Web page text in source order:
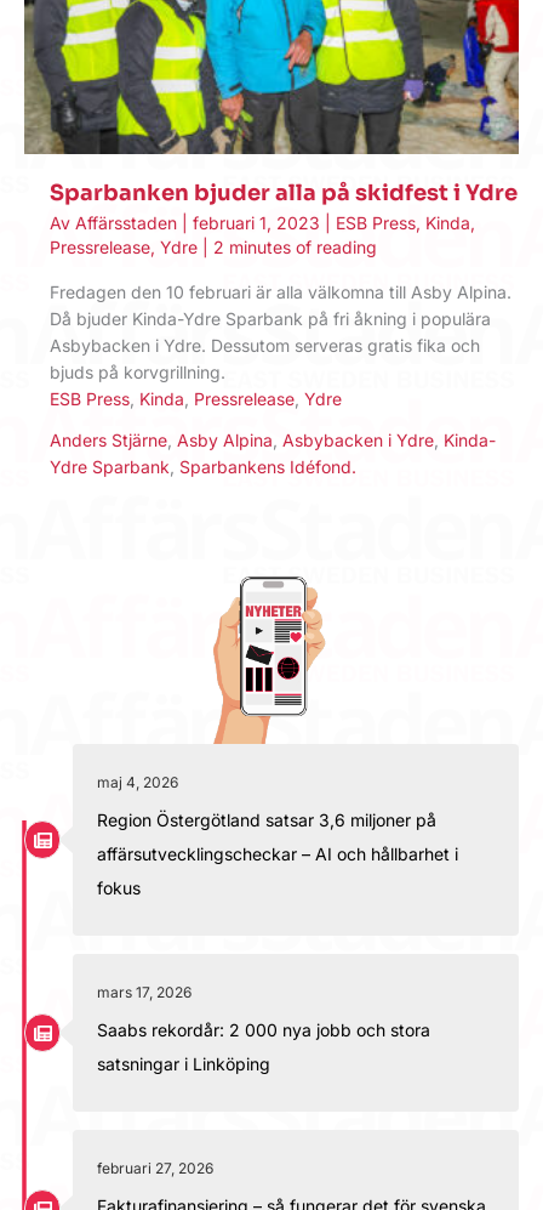
Sparbanken bjuder alla på skidfest i Ydre
Av Affärsstaden februari 1, 2023 ESB Press, Kinda,
Pressrelease, Ydre 2 minutes of reading
Fredagen den 10 februari är alla välkomna till Asby Alpina.
Då bjuder Kinda-Ydre Sparbank på fri åkning i populära
Asbybacken i Ydre. Dessutom serveras gratis fika och
bjuds på korvgrillning.
ESB Press Kinda Pressrelease Ydre
Anders Stjärne Asby Alpina Asbybacken i Ydre Kinda-
Ydre Sparbank Sparbankens Idéfond.
maj 4, 2026
Region Östergötland satsar 3,6 miljoner på
affärsutvecklingscheckar – AI och hållbarhet i
fokus
mars 17, 2026
Saabs rekordår: 2 000 nya jobb och stora
satsningar i Linköping
februari 27, 2026
Fakturafinansiering – så fungerar det för svenska